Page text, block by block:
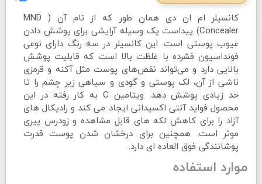
کانسیلر ام ان دی همان طور که از نام آن ( MND
Concealer) پیداست یک وسیله آرایشی برای پوشش دادن
عیوب پوستی است. این کانسیلر در سه رنگ دارای نوعی
فونداسیون فشرده با غلظت بالا است که قابلیت پوشش
بالایی دارد و می‌تواند نقص‌های پوست مثل آکنه و قرمزی
ناشی از آن، لک پوستی و گودی و سیاهی زیر چشم را تا
حد زیادی پوشش دهد. ویتامین C به کار رفته در این
محصول فواید آنتی اکسیدانی ایجاد می کند و رادیکال های
آزاد را برای کاهش لکه های قابل مشاهده و زودرس پیری
موثر است. همچنین برای درخشان شدن پوست قدرت
پوشانندگی فوق العاده ای دارد.
موارد استفاده